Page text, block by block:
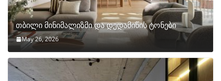
თბილი მინიმალიზმი და დედამიწის ტონები
May 26, 2026